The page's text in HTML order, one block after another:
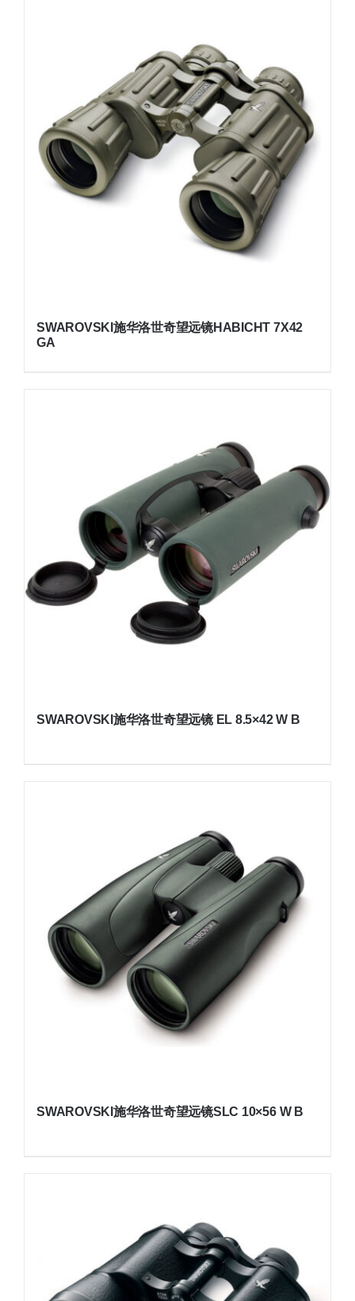
SWAROVSKI施华洛世奇望远镜HABICHT 7X42
GA
SWAROVSKI施华洛世奇望远镜 EL 8.5×42 W B
SWAROVSKI施华洛世奇望远镜SLC 10×56 W B